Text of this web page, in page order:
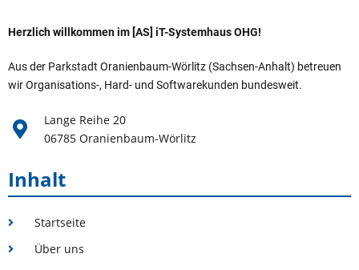
Herzlich willkommen im [AS] iT-Systemhaus OHG!
Aus der Parkstadt Oranienbaum-Wörlitz (Sachsen-Anhalt) betreuen
wir Organisations-, Hard- und Softwarekunden bundesweit.
Lange Reihe 20
06785 Oranienbaum-Wörlitz
Inhalt
Startseite
Über uns